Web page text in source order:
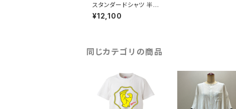
スタンダードシャツ 半
袖 白×灰
¥12,100
同じカテゴリの商品